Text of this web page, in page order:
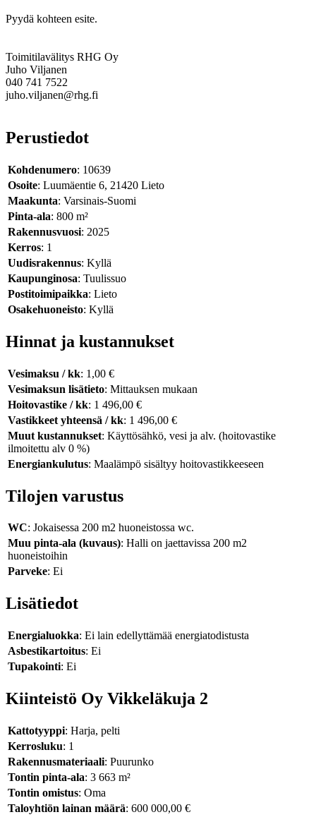
Pyydä kohteen esite.
Toimitilavälitys RHG Oy
Juho Viljanen
040 741 7522
juho.viljanen@rhg.fi
Perustiedot
Kohdenumero: 10639
Osoite: Luumäentie 6, 21420 Lieto
Maakunta: Varsinais-Suomi
Pinta-ala: 800 m²
Rakennusvuosi: 2025
Kerros: 1
Uudisrakennus: Kyllä
Kaupunginosa: Tuulissuo
Postitoimipaikka: Lieto
Osakehuoneisto: Kyllä
Hinnat ja kustannukset
Vesimaksu / kk: 1,00 €
Vesimaksun lisätieto: Mittauksen mukaan
Hoitovastike / kk: 1 496,00 €
Vastikkeet yhteensä / kk: 1 496,00 €
Muut kustannukset: Käyttösähkö, vesi ja alv. (hoitovastike
ilmoitettu alv 0 %)
Energiankulutus: Maalämpö sisältyy hoitovastikkeeseen
Tilojen varustus
WC: Jokaisessa 200 m2 huoneistossa wc.
Muu pinta-ala (kuvaus): Halli on jaettavissa 200 m2
huoneistoihin
Parveke: Ei
Lisätiedot
Energialuokka: Ei lain edellyttämää energiatodistusta
Asbestikartoitus: Ei
Tupakointi: Ei
Kiinteistö Oy Vikkeläkuja 2
Kattotyyppi: Harja, pelti
Kerrosluku: 1
Rakennusmateriaali: Puurunko
Tontin pinta-ala: 3 663 m²
Tontin omistus: Oma
Taloyhtiön lainan määrä: 600 000,00 €